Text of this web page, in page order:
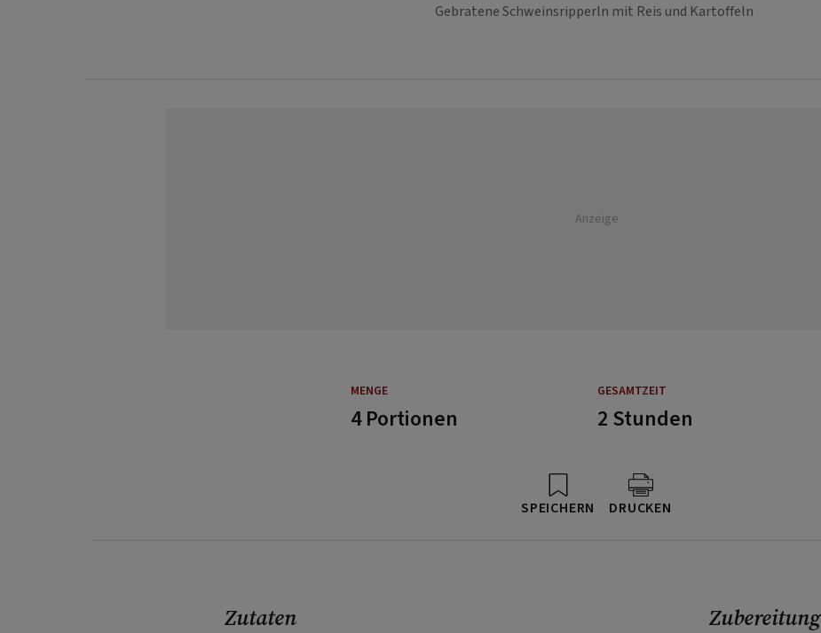
Gebratene Schweinsripperln mit Reis und Kartoffeln
Anzeige
MENGE GESAMTZEIT
4 Portionen 2 Stunden
SPEICHERN DRUCKEN
Zutaten Zubereitung